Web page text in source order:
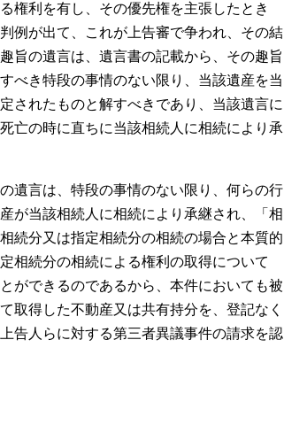
権利を有し、その優先権を主張したとき
例が出て、これが上告審で争われ、その結
旨の遺言は、遺言書の記載から、その趣旨
べき特段の事情のない限り、当該遺産を当
されたものと解すべきであり、当該遺言に
亡の時に直ちに当該相続人に相続により承
遺言は、特段の事情のない限り、何らの行
が当該相続人に相続により承継され、「相
続分又は指定相続分の相続の場合と本質的
相続分の相続による権利の取得について
ができるのであるから、本件においても被
取得した不動産又は共有持分を、登記なく
告人らに対する第三者異議事件の請求を認